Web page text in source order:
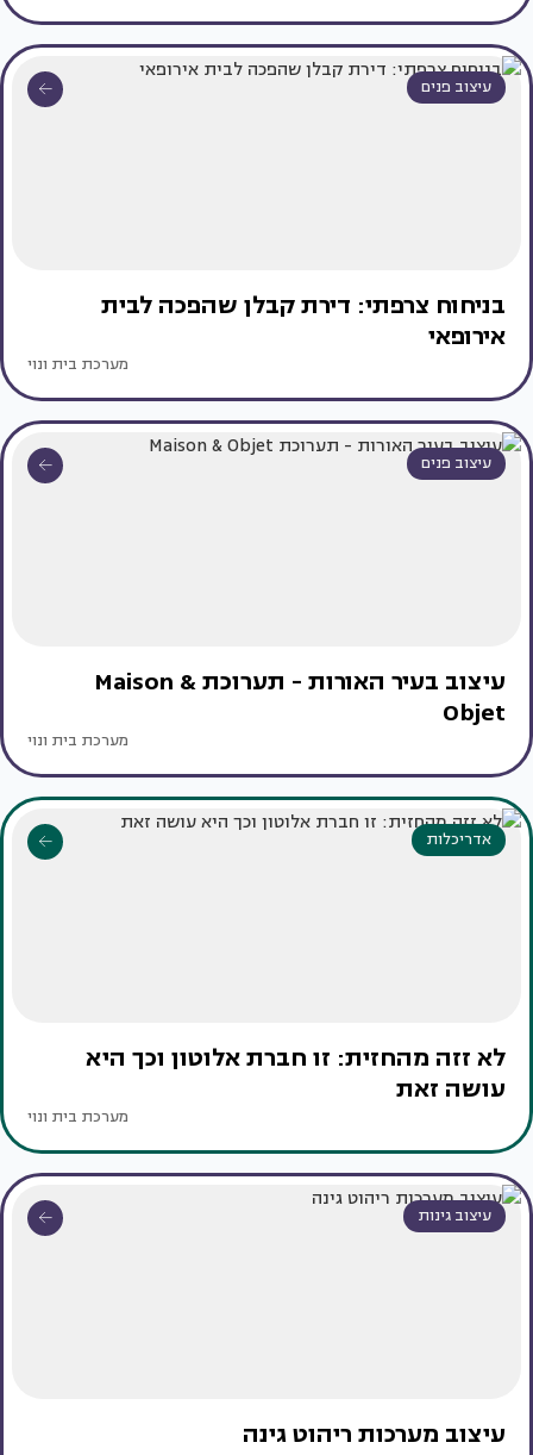
עיצוב פנים
בניחוח צרפתי: דירת קבלן שהפכה לבית
אירופאי
מערכת בית ונוי
עיצוב פנים
עיצוב בעיר האורות - תערוכת Maison &
Objet
מערכת בית ונוי
אדריכלות
לא זזה מהחזית: זו חברת אלוטון וכך היא
עושה זאת
מערכת בית ונוי
עיצוב גינות
עיצוב מערכות ריהוט גינה